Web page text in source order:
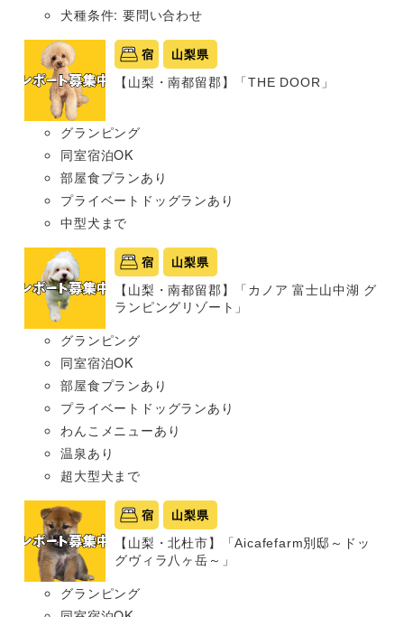
犬種条件: 要問い合わせ
宿 山梨県
【山梨・南都留郡】「THE DOOR」
グランピング
同室宿泊OK
部屋食プランあり
プライベートドッグランあり
中型犬まで
宿 山梨県
【山梨・南都留郡】「カノア 富士山中湖 グ
ランピングリゾート」
グランピング
同室宿泊OK
部屋食プランあり
プライベートドッグランあり
わんこメニューあり
温泉あり
超大型犬まで
宿 山梨県
【山梨・北杜市】「Aicafefarm別邸～ドッ
グヴィラ八ヶ岳～」
グランピング